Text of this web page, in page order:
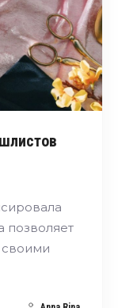
позволяет
своими